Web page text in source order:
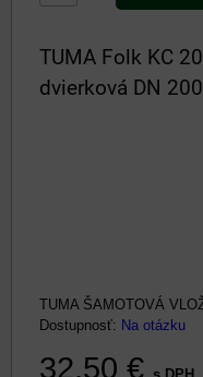
TUMA Folk KC
dvierková DN 200
TUMA ŠAMOTOVÁ
Dostupnosť: Na otázku
32,50 €